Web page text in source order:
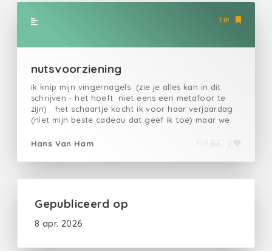
TIP
nutsvoorziening
ik knip mijn vingernagels (zie je alles kan in dit
schrijven - het hoeft niet eens een metafoor te
zijn) het schaartje kocht ik voor haar verjaardag
(niet mijn beste cadeau dat geef ik toe) maar we
zwijgzame dienst - meer dan al de kleurige blije
gespaard
Hans Van Ham
Gepubliceerd op
8 apr. 2026